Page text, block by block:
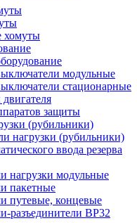
хомуты
модульные
стационарные
защиты
(рубильники)
нагрузки (рубильники)
ввода резерва
нагрузки модульные
пакетные
путевые, концевые
разъединители ВР32